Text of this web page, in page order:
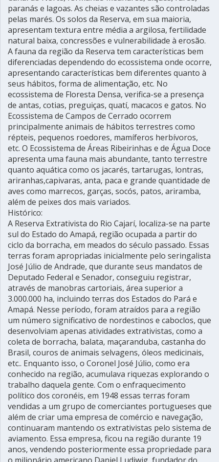
paranás e lagoas. As cheias e vazantes são controladas
pelas marés. Os solos da Reserva, em sua maioria,
apresentam textura entre média a argilosa, fertilidade
natural baixa, concressões e vulnerabilidade à erosão.
A fauna da região da Reserva tem características bem
diferenciadas dependendo do ecossistema onde ocorre,
apresentando características bem diferentes quanto à
seus hábitos, forma de alimentação, etc. No
ecossistema de Floresta Densa, verifica-se a presença
de antas, cotias, preguiças, quatí, macacos e gatos. No
Ecossistema de Campos de Cerrado ocorrem
principalmente animais de hábitos terrestres como
répteis, pequenos roedores, mamíferos herbívoros,
etc. O Ecossistema de Áreas Ribeirinhas e de Água Doce
apresenta uma fauna mais abundante, tanto terrestre
quanto aquática como os jacarés, tartarugas, lontras,
ariranhas,capivaras, anta, paca e grande quantidade de
aves como marrecos, garças, socós, patos, ariramba,
além de peixes dos mais variados.
Histórico:
A Reserva Extrativista do Rio Cajarí, localiza-se na parte
sul do Estado do Amapá, região ocupada a partir do
ciclo da borracha, em meados do século passado. Essas
terras foram apropriadas inicialmente pelo seringalista
José Júlio de Andrade, que durante seus mandatos de
Deputado Federal e Senador, conseguiu registrar,
através de manobras cartoriais, área superior a
3.000.000 ha, incluindo terras dos Estados do Pará e
Amapá. Nesse período, foram atraídos para a região
um número significativo de nordestinos e caboclos, que
desenvolviam apenas atividades extrativistas, como a
coleta de borracha, balata, maçaranduba, castanha do
Brasil, couros de animais selvagens, óleos medicinais,
etc.. Enquanto isso, o Coronel José Júlio, como era
conhecido na região, acumulava riquezas explorando o
trabalho daquela gente. Com o enfraquecimento
político dos coronéis, em 1948 essas terras foram
vendidas a um grupo de comerciantes portugueses que
além de criar uma empresa de comércio e navegação,
continuaram mantendo os extrativistas pelo sistema de
aviamento. Essa empresa, ficou na região durante 19
anos, vendendo posteriormente essa propriedade para
o milionário americano Daniel Ludiwig, fundador do